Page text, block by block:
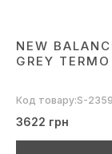
NEW
GREY TERMO
Код товару:S-
3622 грн